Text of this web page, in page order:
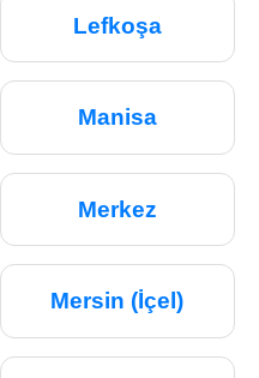
Lefkoşa
Manisa
Merkez
Mersin (İçel)